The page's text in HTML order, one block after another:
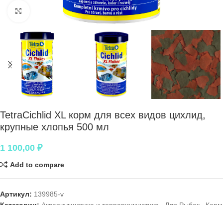
Нажмите, чтобы увеличить
TetraCichlid XL корм для всех видов цихлид,
крупные хлопья 500 мл
1 100,00 ₽
Add to compare
Артикул: 139985-v